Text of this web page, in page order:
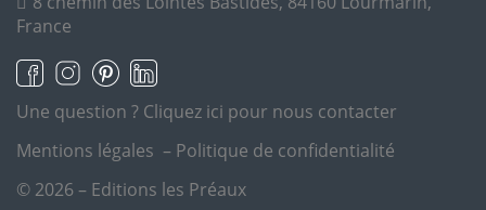
France
Une question ? Cliquez ici pour nous contacter
Mentions légales – Politique de confidentialité
© 2026 – Editions les Préaux